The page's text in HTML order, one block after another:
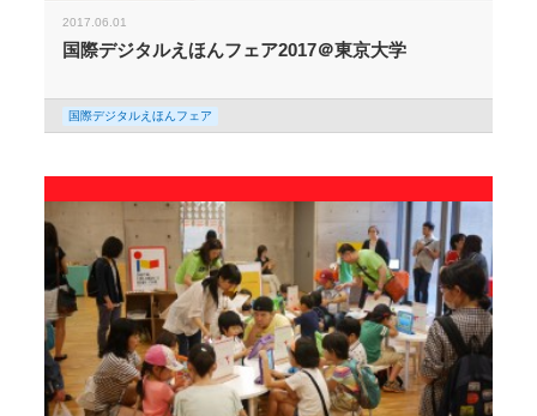
2017.06.01
国際デジタルえほんフェア2017＠東京大学
国際デジタルえほんフェア